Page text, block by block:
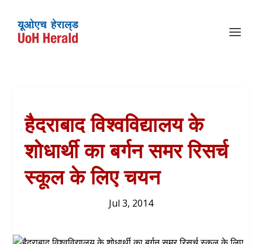
हैदराबाद विश्वविद्यालय के
शोधार्थी का बर्गन समर रिसर्च
स्कूल के लिए चयन
Jul 3, 2014